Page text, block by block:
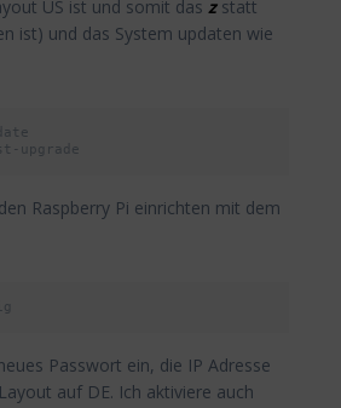
US ist und somit das zstatt
ist) und das System updaten wie
upgrade
Raspberry Pi einrichten mit dem
Passwort ein, die IP Adresse
auf DE. Ich aktiviere auch